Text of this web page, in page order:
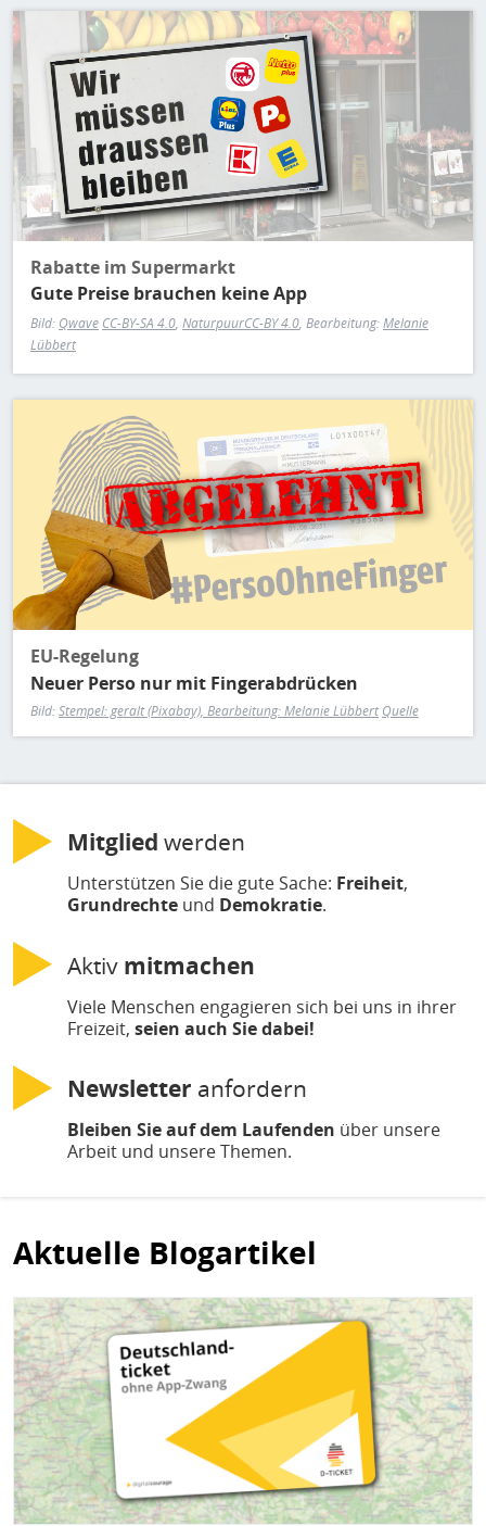
Bild
Rabatte im Supermarkt
Gute Preise brauchen keine App
Bild: Qwave CC-BY-SA 4.0, NaturpuurCC-BY 4.0, Bearbeitung:Melanie
Lübbert
Bild
EU-Regelung
Neuer Perso nur mit Fingerabdrücken
Bild:Stempel: geralt (Pixabay), Bearbeitung: Melanie Lübbert Quelle
Mitglied werden
Unterstützen Sie die gute Sache: Freiheit,
Grundrechte und Demokratie.
Aktiv mitmachen
Viele Menschen engagieren sich bei uns in ihrer
Freizeit, seien auch Sie dabei!
Newsletter anfordern
Bleiben Sie auf dem Laufenden über unsere
Arbeit und unsere Themen.
Aktuelle Blogartikel
Bild